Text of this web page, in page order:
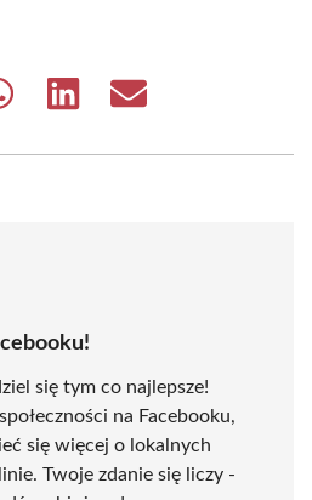
Share
Share
się tym co najlepsze!
na Facebooku,
się więcej o lokalnych
Twoje zdanie się liczy -